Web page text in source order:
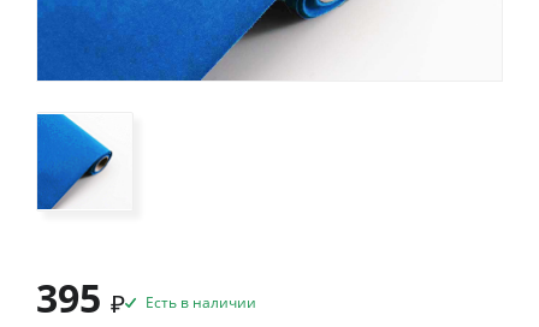
395 ₽ Есть в наличии